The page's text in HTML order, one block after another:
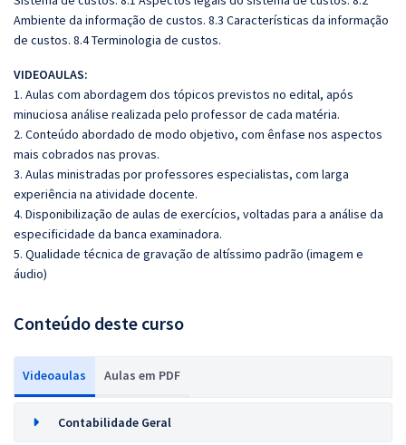
Ambiente da informação de custos. 8.3 Características da informação
de custos. 8.4 Terminologia de custos.
VIDEOAULAS:
1. Aulas com abordagem dos tópicos previstos no edital, após
minuciosa análise realizada pelo professor de cada matéria.
2. Conteúdo abordado de modo objetivo, com ênfase nos aspectos
mais cobrados nas provas.
3. Aulas ministradas por professores especialistas, com larga
experiência na atividade docente.
4. Disponibilização de aulas de exercícios, voltadas para a análise da
especificidade da banca examinadora.
5. Qualidade técnica de gravação de altíssimo padrão (imagem e
áudio)
Conteúdo deste curso
Videoaulas Aulas em PDF
Contabilidade Geral